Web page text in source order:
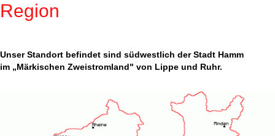
Region
Unser Standort befindet sind südwestlich der Stadt Hamm
im „Märkischen Zweistromland" von Lippe und Ruhr.